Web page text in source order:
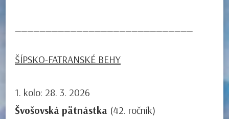
ŠÍPSKO-FATRANSKÉ BEHY
1. kolo: 28. 3. 2026
Švošovská pätnástka (42. ročník)